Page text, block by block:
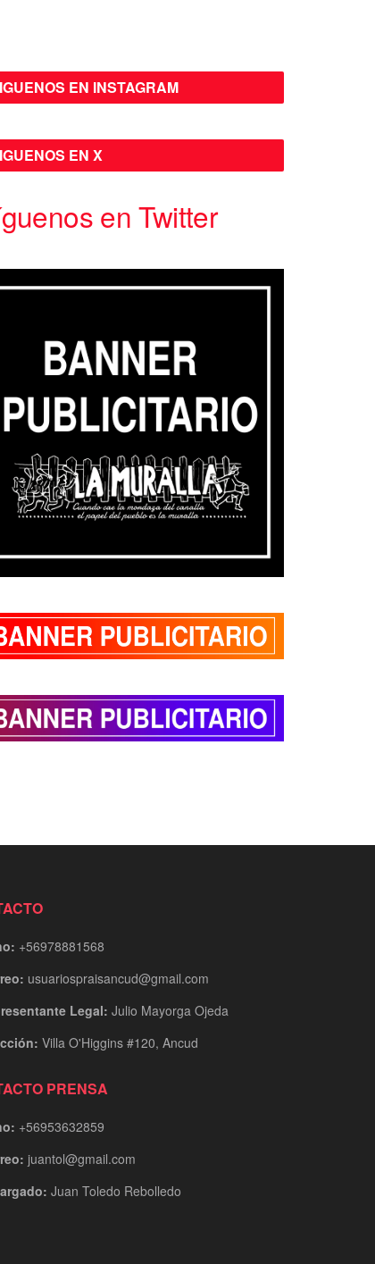
EN INSTAGRAM
EN X
en Twitter
+56978881568
usuariospraisancud@gmail.com
Legal: Julio Mayorga Ojeda
Villa O'Higgins #120, Ancud
PRENSA
+56953632859
juantol@gmail.com
Juan Toledo Rebolledo